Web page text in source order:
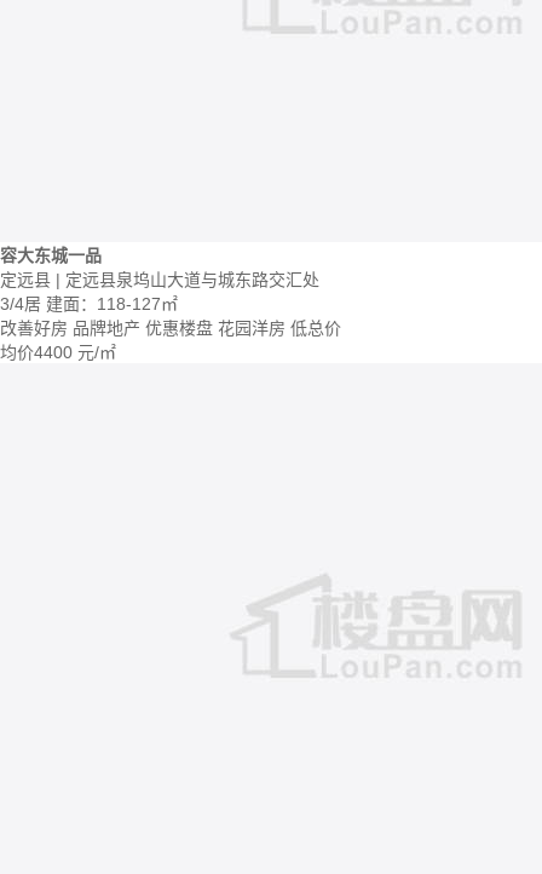
容大东城一品
定远县 | 定远县泉坞山大道与城东路交汇处
3/4居 建面：118-127㎡
改善好房 品牌地产 优惠楼盘 花园洋房 低总价
均价4400 元/㎡